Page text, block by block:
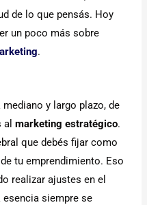
de lo que pensás. Hoy
un poco más sobre
.
y largo plazo, de
almarketing estratégico.
que debés fijar como
tu emprendimiento. Eso
realizar ajustes en el
siempre se